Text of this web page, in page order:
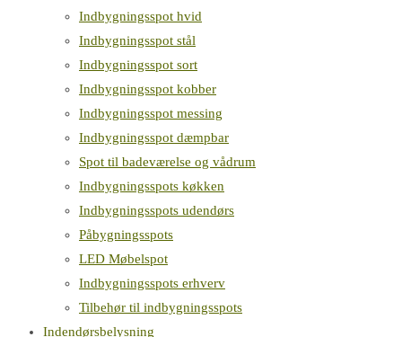
Indbygningsspot hvid
Indbygningsspot stål
Indbygningsspot sort
Indbygningsspot kobber
Indbygningsspot messing
Indbygningsspot dæmpbar
Spot til badeværelse og vådrum
Indbygningsspots køkken
Indbygningsspots udendørs
Påbygningsspots
LED Møbelspot
Indbygningsspots erhverv
Tilbehør til indbygningsspots
Indendørsbelysning